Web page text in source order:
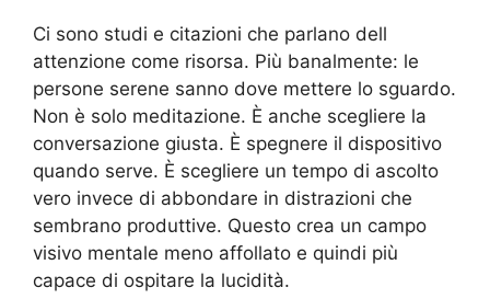
Ci sono studi e citazioni che parlano dell
attenzione come risorsa. Più banalmente: le
persone serene sanno dove mettere lo sguardo.
Non è solo meditazione. È anche scegliere la
conversazione giusta. È spegnere il dispositivo
quando serve. È scegliere un tempo di ascolto
vero invece di abbondare in distrazioni che
sembrano produttive. Questo crea un campo
visivo mentale meno affollato e quindi più
capace di ospitare la lucidità.